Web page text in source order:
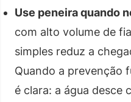
Use peneira quando
com alto volume de
simples reduz a
Quando a prevenção
é clara: a água desce